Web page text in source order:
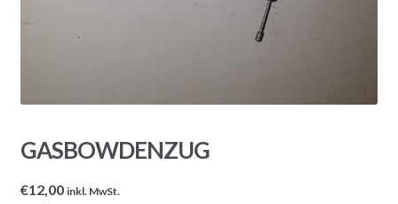
GASBOWDENZUG
€12,00 inkl. MwSt.